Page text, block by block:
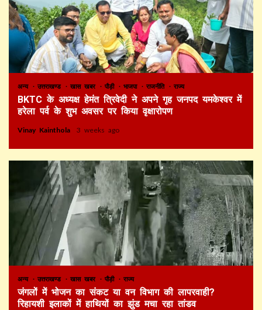
अन्य उत्तराखण्ड खास खबर पौड़ी भाजपा राजनीति राज्य
BKTC के अध्यक्ष हेमंत त्रिवेदी ने अपने गृह जनपद यमकेश्वर में
हरेला पर्व के शुभ अवसर पर किया वृक्षारोपण
Vinay Kainthola 3 weeks ago
अन्य उत्तराखण्ड खास खबर पौड़ी राज्य
जंगलों में भोजन का संकट या वन विभाग की लापरवाही?
रिहायशी इलाकों में हाथियों का झुंड मचा रहा तांडव